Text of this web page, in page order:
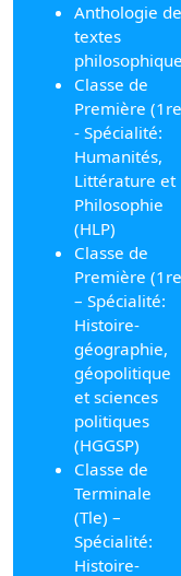
Anthologie de
textes
Classe de
Première
- Spécialité:
Humanités,
Littérature et
Philosophie
(HLP)
Classe de
Première
– Spécialité:
Histoire-
géographie,
géopolitique
et sciences
politiques
(HGGSP)
Classe de
Terminale
(Tle) –
Spécialité:
Histoire-